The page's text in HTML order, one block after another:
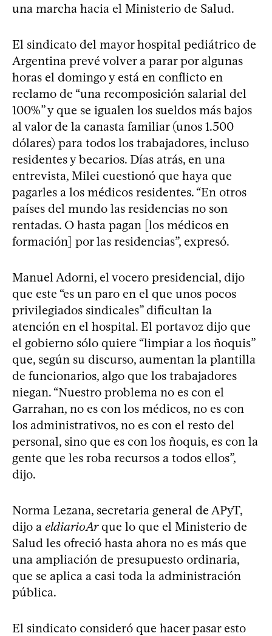
una marcha hacia el Ministerio de Salud.
El sindicato del mayor hospital pediátrico de
Argentina prevé volver a parar por algunas
horas el domingo y está en conflicto en
reclamo de “una recomposición salarial del
100%” y que se igualen los sueldos más bajos
al valor de la canasta familiar (unos 1.500
dólares) para todos los trabajadores, incluso
residentes y becarios. Días atrás, en una
entrevista, Milei cuestionó que haya que
pagarles a los médicos residentes. “En otros
países del mundo las residencias no son
rentadas. O hasta pagan [los médicos en
formación] por las residencias”, expresó.
Manuel Adorni, el vocero presidencial, dijo
que este “es un paro en el que unos pocos
privilegiados sindicales” dificultan la
atención en el hospital. El portavoz dijo que
el gobierno sólo quiere “limpiar a los ñoquis”
que, según su discurso, aumentan la plantilla
de funcionarios, algo que los trabajadores
niegan. “Nuestro problema no es con el
Garrahan, no es con los médicos, no es con
los administrativos, no es con el resto del
personal, sino que es con los ñoquis, es con la
gente que les roba recursos a todos ellos”,
dijo.
Norma Lezana, secretaria general de APyT,
dijo a eldiarioArque lo que el Ministerio de
Salud les ofreció hasta ahora no es más que
una ampliación de presupuesto ordinaria,
que se aplica a casi toda la administración
pública.
El sindicato consideró que hacer pasar esto